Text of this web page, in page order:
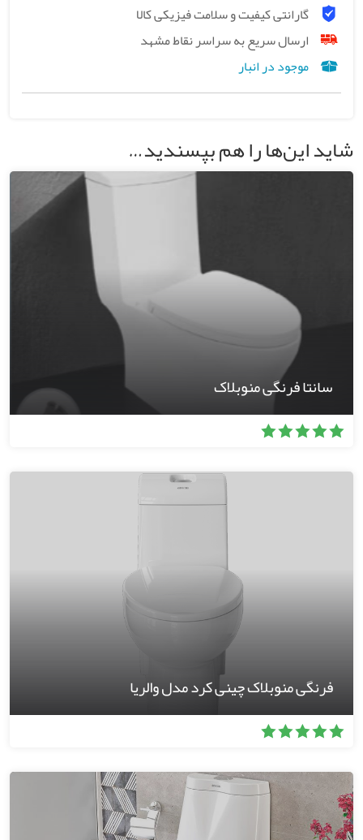
گارانتی کیفیت و سلامت فیزیکی کالا
ارسال سریع به سراسر نقاط مشهد
موجود در انبار
شاید این‌ها را هم بپسندید…
سانتا فرنگی منوبلاک
فرنگی منوبلاک چینی کرد مدل والریا